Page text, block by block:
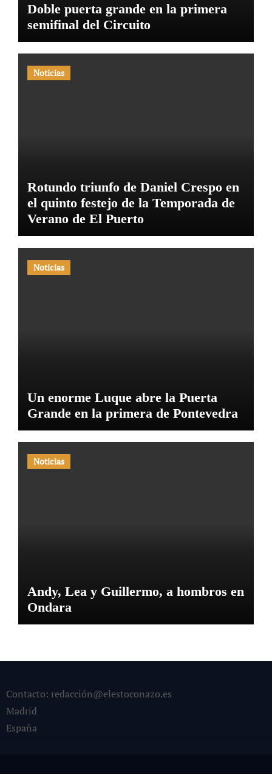
Doble puerta grande en la primera
semifinal del Circuito
Noticias
Rotundo triunfo de Daniel Crespo en
el quinto festejo de la Temporada de
Verano de El Puerto
Noticias
Un enorme Luque abre la Puerta
Grande en la primera de Pontevedra
Noticias
Andy, Lea y Guillermo, a hombros en
Ondara
Contacto: redacción@elestoconazo.es
Madrid
España